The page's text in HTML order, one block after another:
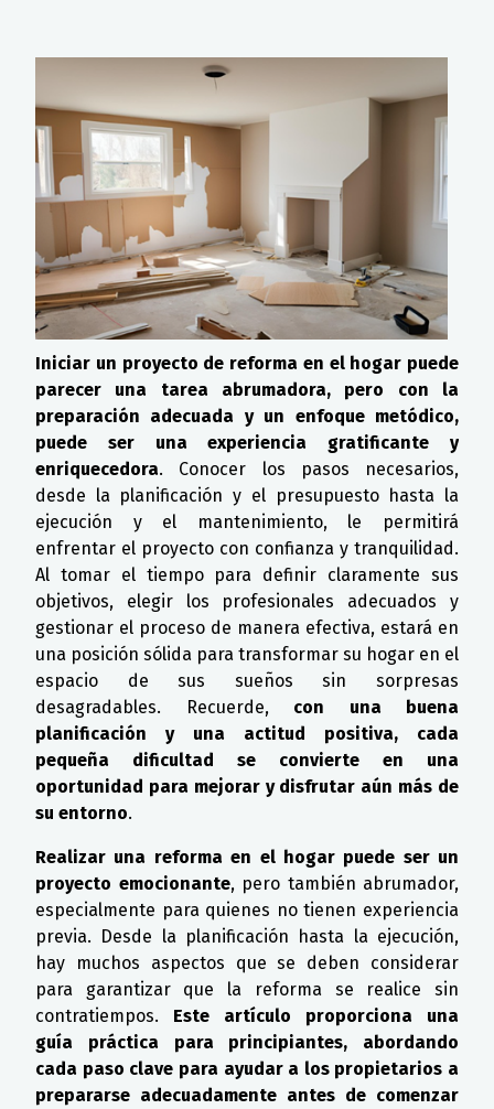
Iniciar un proyecto de reforma en el hogar puede
parecer una tarea abrumadora, pero con la
preparación adecuada y un enfoque metódico,
puede ser una experiencia gratificante y
enriquecedora. Conocer los pasos necesarios,
desde la planificación y el presupuesto hasta la
ejecución y el mantenimiento, le permitirá
enfrentar el proyecto con confianza y tranquilidad.
Al tomar el tiempo para definir claramente sus
objetivos, elegir los profesionales adecuados y
gestionar el proceso de manera efectiva, estará en
una posición sólida para transformar su hogar en el
espacio de sus sueños sin sorpresas
desagradables. Recuerde, con una buena
planificación y una actitud positiva, cada
pequeña dificultad se convierte en una
oportunidad para mejorar y disfrutar aún más de
su entorno.
Realizar una reforma en el hogar puede ser un
proyecto emocionante, pero también abrumador,
especialmente para quienes no tienen experiencia
previa. Desde la planificación hasta la ejecución,
hay muchos aspectos que se deben considerar
para garantizar que la reforma se realice sin
contratiempos. Este artículo proporciona una
guía práctica para principiantes, abordando
cada paso clave para ayudar a los propietarios a
prepararse adecuadamente antes de comenzar